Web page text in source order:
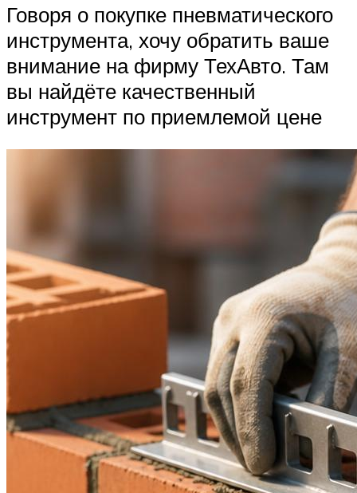
Говоря о покупке пневматического
инструмента, хочу обратить ваше
внимание на фирму ТехАвто. Там
вы найдёте качественный
инструмент по приемлемой цене